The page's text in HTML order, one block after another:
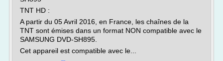
TNT HD :
A partir du 05 Avril 2016, en France, les chaînes de la
TNT sont émises dans un format NON compatible avec le
SAMSUNG DVD-SH895.
Cet appareil est compatible avec le...